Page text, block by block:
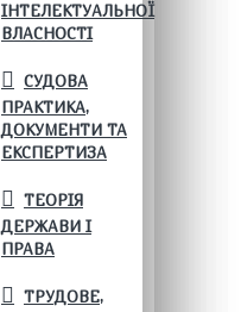
ІНТЕЛЕКТУАЛЬНОЇ
ВЛАСНОСТІ
СУДОВА
ПРАКТИКА,
ДОКУМЕНТИ ТА
ЕКСПЕРТИЗА
ТЕОРІЯ
ДЕРЖАВИ І
ПРАВА
ТРУДОВЕ,